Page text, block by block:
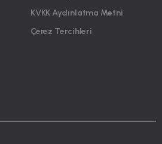
KVKK Aydınlatma Metni
Çerez Tercihleri